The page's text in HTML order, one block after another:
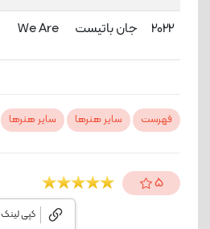
2022 جان باتیست We Are
فهرست سایر هنرها سایر هنرها
5
کپی لینک